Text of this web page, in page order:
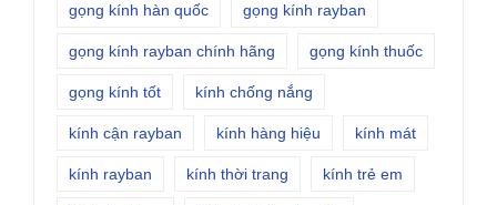
gọng kính hàn quốc gọng kính rayban
gọng kính rayban chính hãng gọng kính thuốc
gọng kính tốt kính chống nắng
kính cận rayban kính hàng hiệu kính mát
kính rayban kính thời trang kính trẻ em